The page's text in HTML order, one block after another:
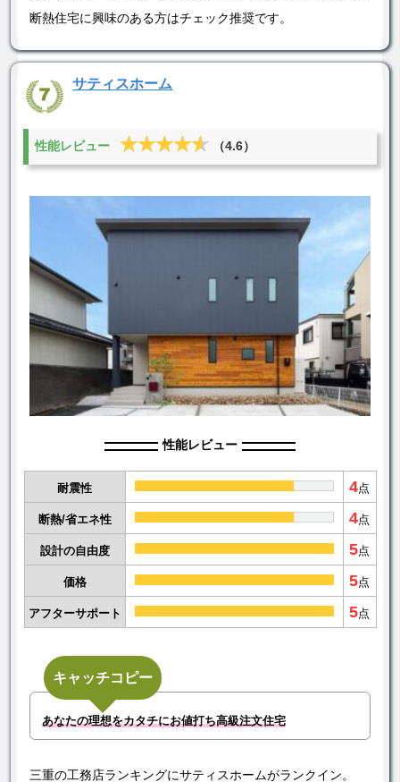
断熱住宅に興味のある方はチェック推奨です。
サティスホーム
性能レビュー ★★★★★
★★★★★ （4.6）
性能レビュー
耐震性 4点
断熱/省エネ性 4点
設計の自由度 5点
価格 5点
アフターサポート 5点
キャッチコピー
あなたの理想をカタチにお値打ち高級注文住宅
三重の工務店ランキングにサティスホームがランクイン。